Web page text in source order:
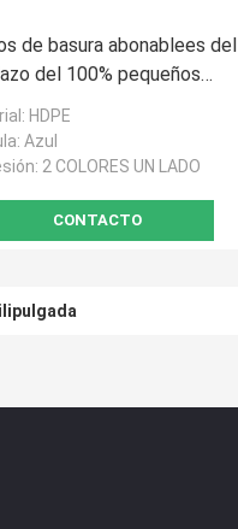
de basura abonablees del
del 100% pequeños
sospechados para los
: HDPE
: Azul
: 2 COLORES UN LADO
CONTACTO